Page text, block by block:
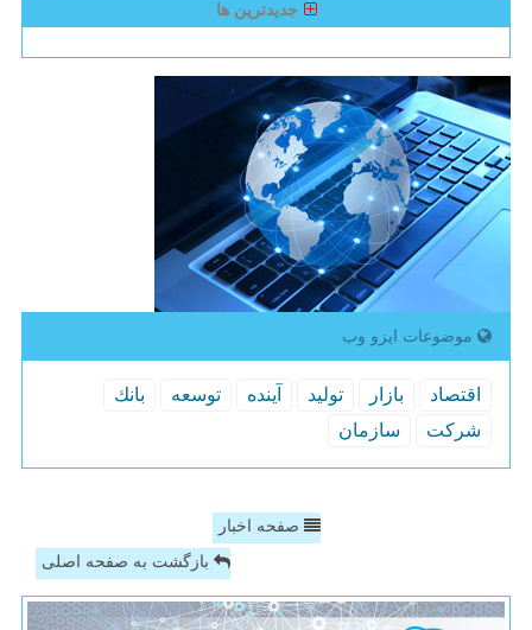
جدیدترین ها
موضوعات ایزو وب
اقتصاد بازار تولید آینده توسعه
بانك
شركت
سازمان
صفحه اخبار
بازگشت به صفحه اصلی